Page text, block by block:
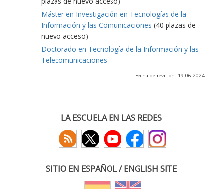
Máster en Investigación en Tecnologías de la
Información y las Comunicaciones (40 plazas de
nuevo acceso)
Doctorado en Tecnología de la Información y las
Telecomunicaciones
Fecha de revisión: 19-06-2024
LA ESCUELA EN LAS REDES
SITIO EN ESPAÑOL / ENGLISH SITE